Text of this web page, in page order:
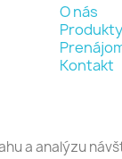

O nás
Produkty
Kontakt
a analýzu